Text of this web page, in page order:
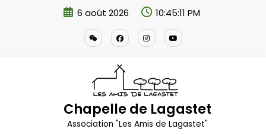
6 août 2026 10:45:11 PM
Chapelle de Lagastet
Association "Les Amis de Lagastet"